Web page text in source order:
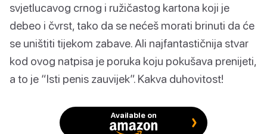
svjetlucavog crnog i ružičastog kartona koji je
debeo i čvrst, tako da se nećeš morati brinuti da će
se uništiti tijekom zabave. Ali najfantastičnija stvar
kod ovog natpisa je poruka koju pokušava prenijeti,
a to je “Isti penis zauvijek”. Kakva duhovitost!
Available on